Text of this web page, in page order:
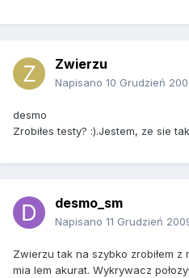
Zwierzu
Napisano 10 Grudzień
desmo
Zrobiłes testy? :).Jestem, ze sie
desmo_sm
Napisano 11 Grudzień
Zwierzu tak na szybko zrobiłem z
mia lem akurat. Wykrywacz